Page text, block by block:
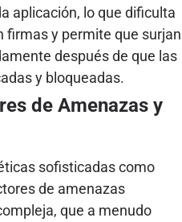
aplicación, lo que dificulta
firmas y permite que surjan
después de que las
y bloqueadas.
de Amenazas y
sofisticadas como
de amenazas
que a menudo